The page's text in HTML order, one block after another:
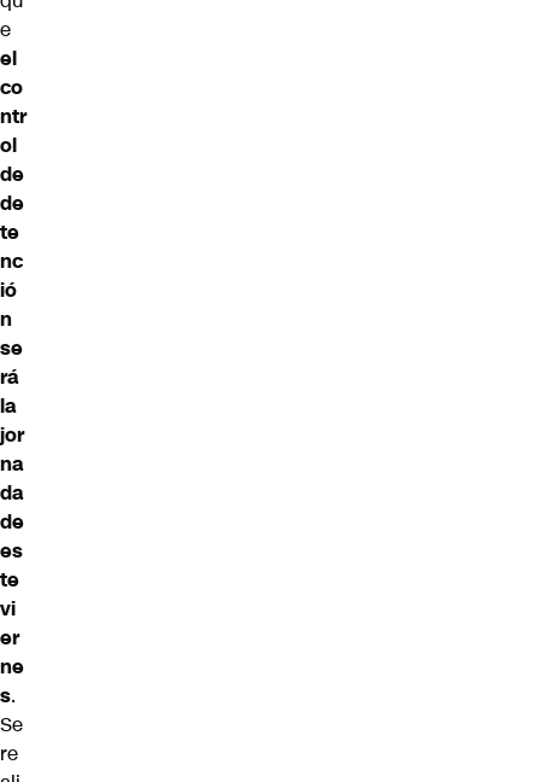
e
el
co
ntr
ol
de
de
te
nc
ió
n
se
rá
la
jor
na
da
de
es
te
vi
er
ne
s.
Se
re